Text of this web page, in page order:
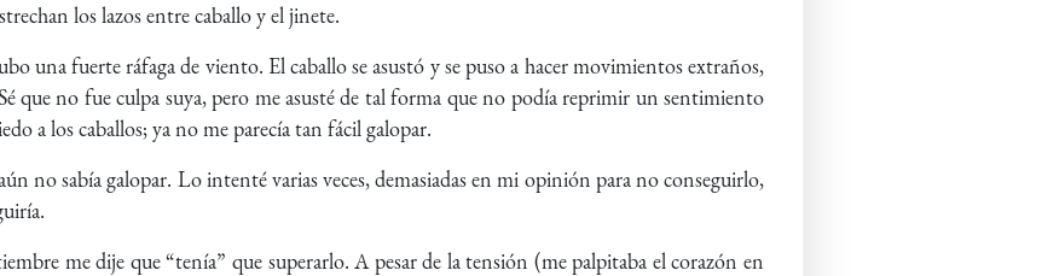
los lazos entre caballo y el jinete.
una fuerte ráfaga de viento. El caballo se asustó y se puso a hacer movimientos extraños,
que no fue culpa suya, pero me asusté de tal forma que no podía reprimir un sentimiento
a los caballos; ya no me parecía tan fácil galopar.
no sabía galopar. Lo intenté varias veces, demasiadas en mi opinión para no conseguirlo,
me dije que “tenía” que superarlo. A pesar de la tensión (me palpitaba el corazón en